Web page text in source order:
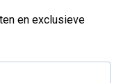
en exclusieve